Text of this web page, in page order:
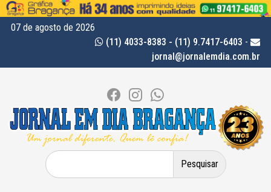
07 de agosto de 2026
(11) 4033-8383 - (11) 9.7417-6403 -
jornal@jornalemdia.com.br
Pesquisar
por: